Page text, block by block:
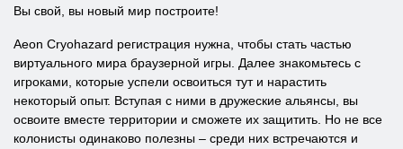
Вы свой, вы новый мир построите!
Aeon Cryohazard регистрация нужна, чтобы стать частью
виртуального мира браузерной игры. Далее знакомьтесь с
игроками, которые успели освоиться тут и нарастить
некоторый опыт. Вступая с ними в дружеские альянсы, вы
освоите вместе территории и сможете их защитить. Но не все
колонисты одинаково полезны – среди них встречаются и